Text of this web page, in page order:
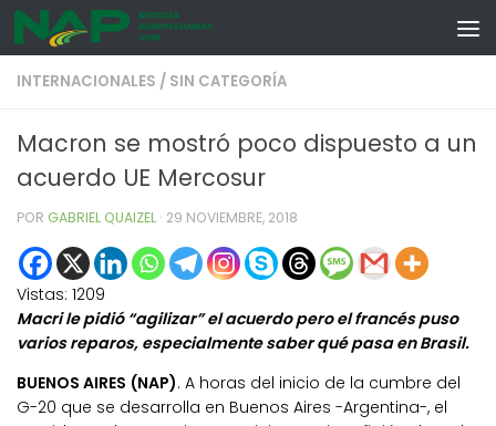
Skip to content
INTERNACIONALES / SIN CATEGORÍA
Macron se mostró poco dispuesto a un
acuerdo UE Mercosur
POR GABRIEL QUAIZEL · 29 NOVIEMBRE, 2018
Vistas: 1209
Macri le pidió “agilizar” el acuerdo pero el francés puso
varios reparos, especialmente saber qué pasa en Brasil.
BUENOS AIRES (NAP). A horas del inicio de la cumbre del
G-20 que se desarrolla en Buenos Aires -Argentina-, el